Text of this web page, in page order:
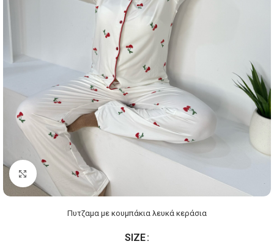
Click to enlarge
Πυτζαμα με κουμπάκια λευκά κεράσια
SIZE